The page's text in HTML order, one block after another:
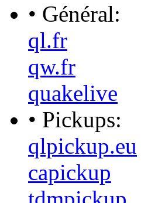
• Général:
ql.fr
qw.fr
quakelive
• Pickups:
qlpickup.eu
capickup